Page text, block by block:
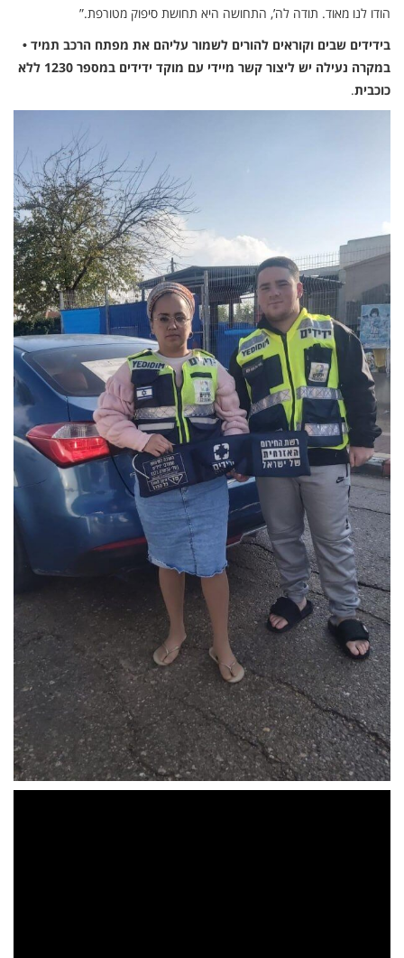
הודו לנו מאוד. תודה לה’, התחושה היא תחושת סיפוק מטורפת.”
בידידים שבים וקוראים להורים לשמור עליהם את מפתח הרכב תמיד •
במקרה נעילה יש ליצור קשר מיידי עם מוקד ידידים במספר 1230 ללא
כוכבית.